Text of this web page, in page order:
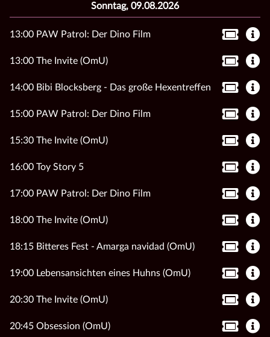
Sonntag, 09.08.2026
13:00 PAW Patrol: Der Dino Film
13:00 The Invite (OmU)
14:00 Bibi Blocksberg - Das große Hexentreffen
15:00 PAW Patrol: Der Dino Film
15:30 The Invite (OmU)
16:00 Toy Story 5
17:00 PAW Patrol: Der Dino Film
18:00 The Invite (OmU)
18:15 Bitteres Fest - Amarga navidad (OmU)
19:00 Lebensansichten eines Huhns (OmU)
20:30 The Invite (OmU)
20:45 Obsession (OmU)